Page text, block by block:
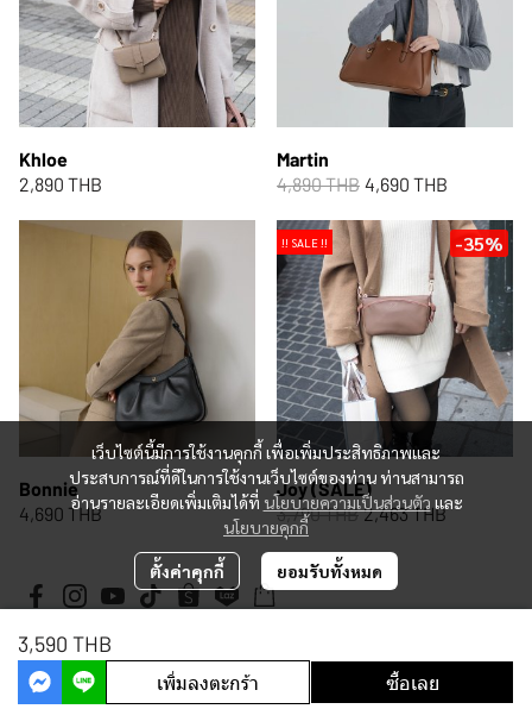
Khloe
2,890 THB
Martin
4,890 THB 4,690 THB
Bonnie
4,690 THB
!! SALE !! -35%
Joy (SALE)
3,790 THB 2,463 THB
3,590 THB
เพิ่มลงตะกร้า ซื้อเลย
เว็บไซต์นี้มีการใช้งานคุกกี้ เพื่อเพิ่มประสิทธิภาพและ
ประสบการณ์ที่ดีในการใช้งานเว็บไซต์ของท่าน ท่านสามารถ
อ่านรายละเอียดเพิ่มเติมได้ที่ นโยบายความเป็นส่วนตัว และ
นโยบายคุกกี้
ตั้งค่าคุกกี้ ยอมรับทั้งหมด
Copyright 2026 | All Rights Reserved | Powered by MWE